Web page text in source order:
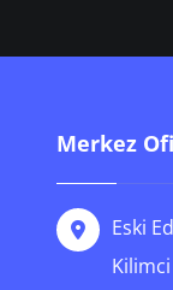
Merkez
Eski